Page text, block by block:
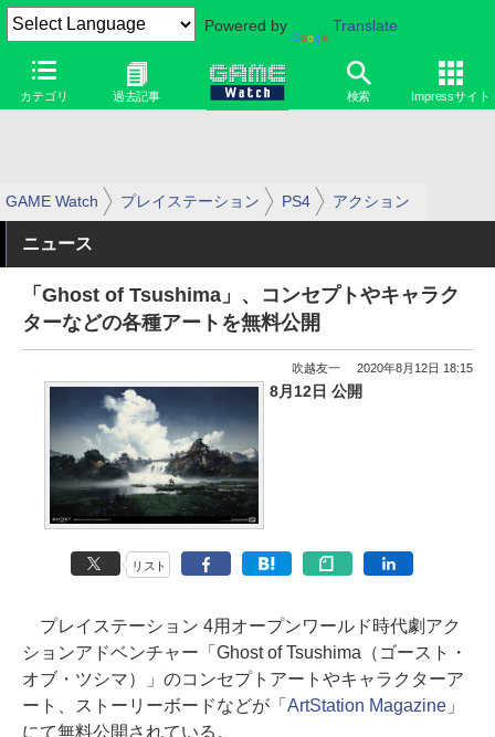
Powered by Translate
カテゴリ 過去記事 検索 Impressサイト
GAME Watch プレイステーション PS4 アクション
ニュース
「Ghost of Tsushima」、コンセプトやキャラク
ターなどの各種アートを無料公開
吹越友一 2020年8月12日 18:15
8月12日 公開
リスト
プレイステーション 4用オープンワールド時代劇アク
ションアドベンチャー「Ghost of Tsushima（ゴースト・
オブ・ツシマ）」のコンセプトアートやキャラクターア
ート、ストーリーボードなどが「 ArtStation Magazine」
にて無料公開されている。